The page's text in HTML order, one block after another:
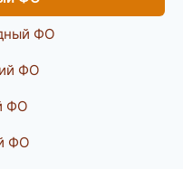
ФО
ФО
ФО
ФО